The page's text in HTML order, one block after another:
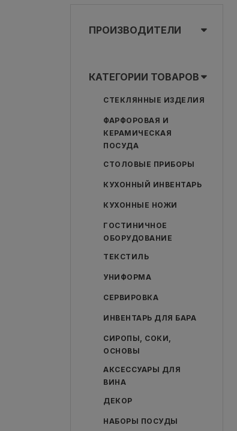
ПРОИЗВОДИТЕЛИ
КАТЕГОРИИ ТОВАРОВ
СТЕКЛЯННЫЕ ИЗДЕЛИЯ
ФАРФОРОВАЯ И
КЕРАМИЧЕСКАЯ
ПОСУДА
СТОЛОВЫЕ ПРИБОРЫ
КУХОННЫЙ ИНВЕНТАРЬ
КУХОННЫЕ НОЖИ
ГОСТИНИЧНОЕ
ОБОРУДОВАНИЕ
ТЕКСТИЛЬ
УНИФОРМА
СЕРВИРОВКА
ИНВЕНТАРЬ ДЛЯ БАРА
СИРОПЫ, СОКИ,
ОСНОВЫ
АКСЕССУАРЫ ДЛЯ
ВИНА
ДЕКОР
НАБОРЫ ПОСУДЫ